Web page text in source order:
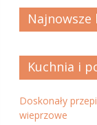
Kuchnia i
Doskonały
wieprzowe